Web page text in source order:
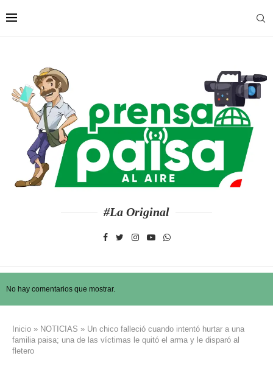
#La Original
No hay comentarios que mostrar.
Inicio » NOTICIAS » Un chico falleció cuando intentó hurtar a una
familia paisa; una de las víctimas le quitó el arma y le disparó al
fletero